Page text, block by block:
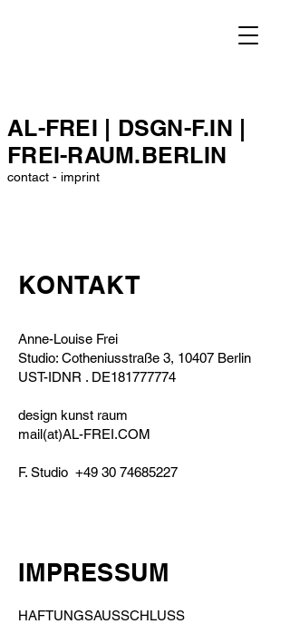
AL-FREI | DSGN-F.IN |
FREI-RAUM.BERLIN
contact - imprint
KONTAKT
Anne-Louise Frei
Studio: Cotheniusstraße 3, 10407 Berlin
UST-IDNR . DE181777774
design kunst raum
mail(at)AL-FREI.COM
F. Studio +49 30 74685227
IMPRESSUM
HAFTUNGSAUSSCHLUSS